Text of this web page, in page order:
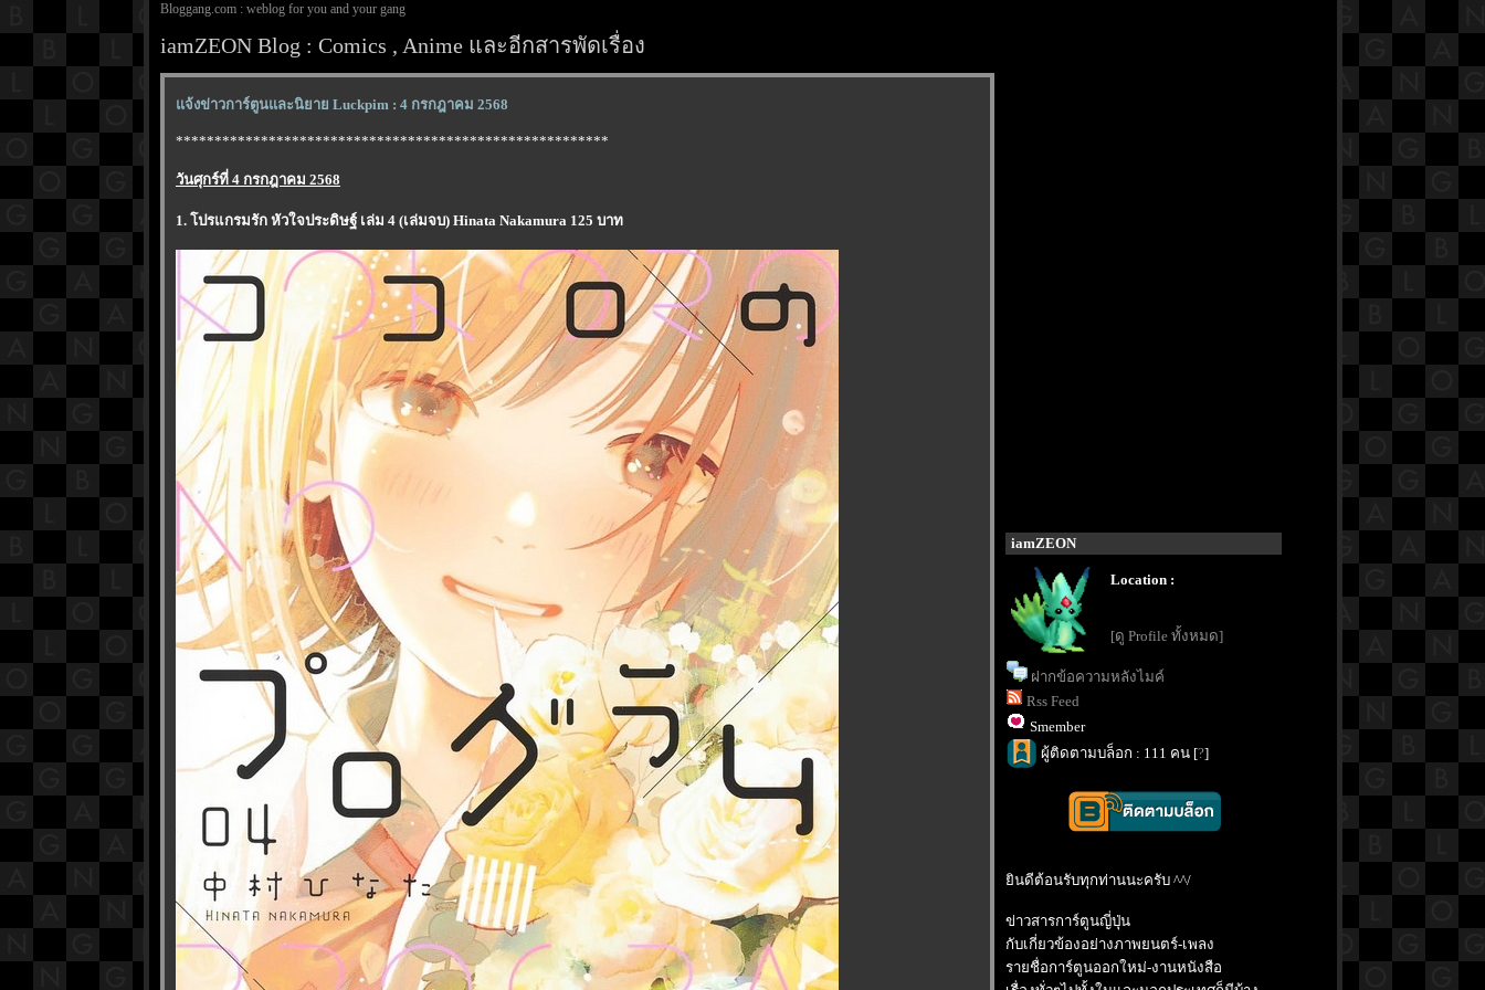
Bloggang.com : weblog for you and your gang
iamZEON Blog : Comics , Anime และอีกสารพัดเรื่อง
จ้งข่าวการ์ตูนและนิยาย Luckpim : 4 กรกฎาคม 2568
********************************************************
วันศุกร์ที่ 4 กรกฎาคม 2568
1. โปรแกรมรัก หัวใจประดิษฐ์ เล่ม 4 (เล่มจบ) Hinata Nakamura 125 บาท
iamZEON
Location :
[ดู Profile ทั้งหมด]
ฝากข้อความหลังไมค์
Rss Feed
Smember
ผู้ติดตามบล็อก : 111 คน [?]
ินดีต้อนรับทุกท่านนะครับ ^^/
ข่าวสารการ์ตูนญี่ปุ่น
กับเกี่ยวข้องอย่างภาพยนตร์-เพลง
รายชื่อการ์ตูนออกใหม่-งานหนังสือ